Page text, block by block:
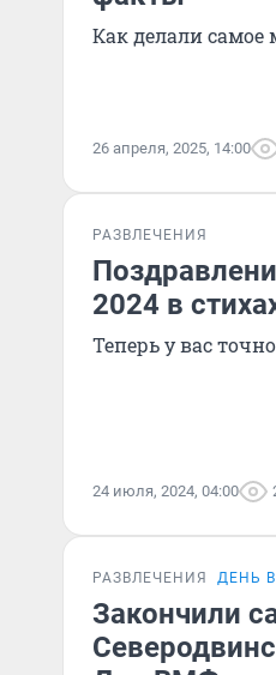
Как делали самое
26 апреля, 2025, 14:00
РАЗВЛЕЧЕНИЯ
2024 в
Теперь у вас
24 июля, 2024, 04:00
РАЗВЛЕЧЕНИЯ ДЕНЬ
Закончили